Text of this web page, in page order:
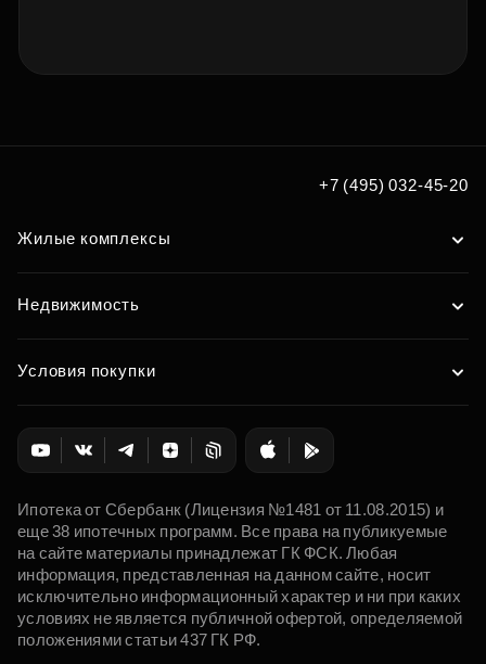
+7 (495) 032-45-20
Жилые комплексы
Недвижимость
Условия покупки
Ипотека от Сбербанк (Лицензия №1481 от 11.08.2015) и
еще 38 ипотечных программ. Все права на публикуемые
на сайте материалы принадлежат ГК ФСК. Любая
информация, представленная на данном сайте, носит
исключительно информационный характер и ни при каких
условиях не является публичной офертой, определяемой
положениями статьи 437 ГК РФ.